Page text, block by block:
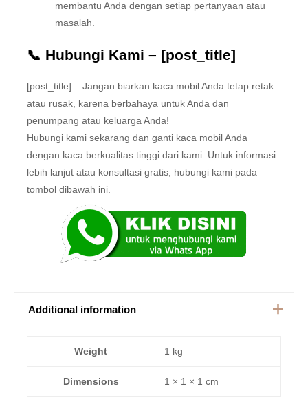
membantu Anda dengan setiap pertanyaan atau
masalah.
📞 Hubungi Kami – [post_title]
[post_title] – Jangan biarkan kaca mobil Anda tetap retak
atau rusak, karena berbahaya untuk Anda dan
penumpang atau keluarga Anda!
Hubungi kami sekarang dan ganti kaca mobil Anda
dengan kaca berkualitas tinggi dari kami. Untuk informasi
lebih lanjut atau konsultasi gratis, hubungi kami pada
tombol dibawah ini.
Additional information
Weight 1 kg
Dimensions 1 × 1 × 1 cm